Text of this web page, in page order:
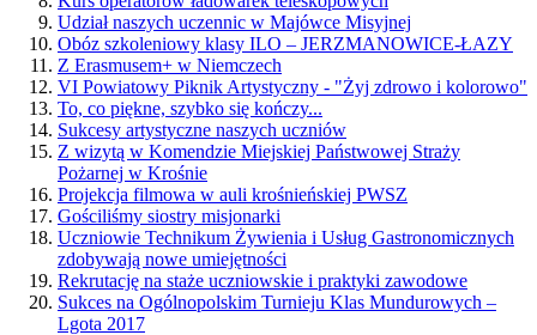
Udział naszych uczennic w Majówce Misyjnej
Obóz szkoleniowy klasy ILO – JERZMANOWICE-ŁAZY
Z Erasmusem+ w Niemczech
VI Powiatowy Piknik Artystyczny - "Żyj zdrowo i kolorowo"
To, co piękne, szybko się kończy...
Sukcesy artystyczne naszych uczniów
Z wizytą w Komendzie Miejskiej Państwowej Straży
Pożarnej w Krośnie
Projekcja filmowa w auli krośnieńskiej PWSZ
Gościliśmy siostry misjonarki
Uczniowie Technikum Żywienia i Usług Gastronomicznych
zdobywają nowe umiejętności
Rekrutację na staże uczniowskie i praktyki zawodowe
Sukces na Ogólnopolskim Turnieju Klas Mundurowych –
Lgota 2017